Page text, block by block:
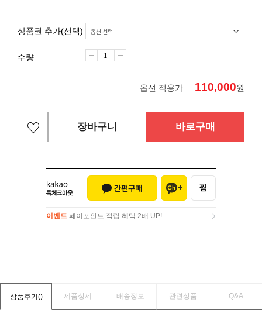
상품권 추가(선택)
수량
옵션 적용가 110,000원
장바구니 바로구매
이벤트 페이포인트 적립 혜택 2배 UP!
상품후기() 제품상세 배송정보 관련상품 Q&A